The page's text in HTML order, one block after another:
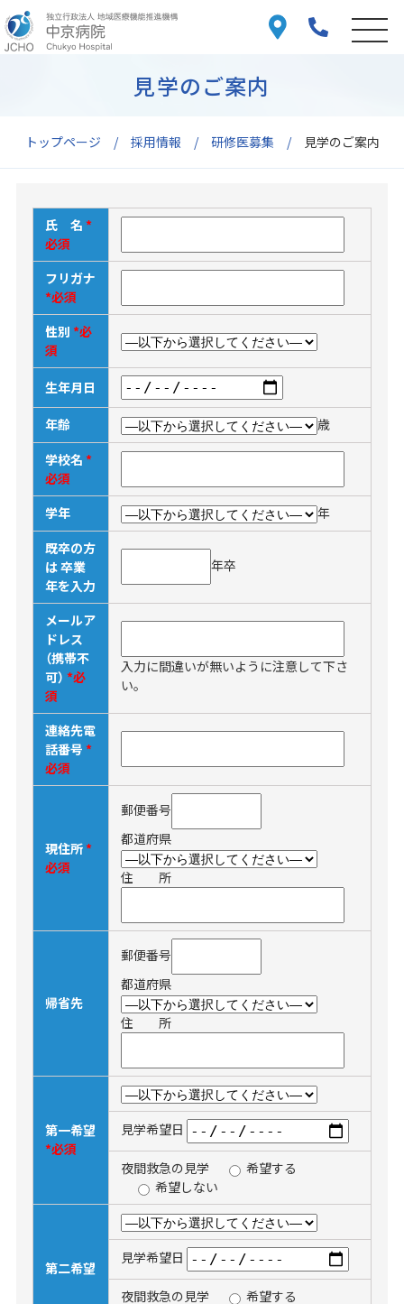
トップページ 採用情報 研修医募集 見学のご案内
見学のご案内
氏 名*
必須
フリガナ
*必須
性別*必
須
生年月日
年齢
歳
学校名*
必須
学年
年
既卒の方
は 卒業
年を入力
年卒
メールア
ドレス
（携帯不
可）*必
須
入力に間違いが無いように注意して下さ
い。
連絡先電
話番号*
必須
現住所*
必須
郵便番号
都道府県
住 所
帰省先
郵便番号
都道府県
住 所
第一希望
*必須
見学希望日
夜間救急の見学
希望する
希望しない
第二希望
見学希望日
夜間救急の見学
希望する